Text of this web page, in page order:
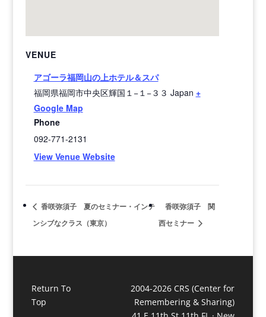
VENUE
アゴーラ福岡山の上ホテル＆スパ
福岡県福岡市中央区輝国１−１−３３ Japan +
Google Map
Phone
092-771-2131
View Venue Website
香咲弥須子 夏のセミナー・インテ
ンシブなクラス（東京）
香咲弥須子 関
西セミナー
Return To
Top
2004-2026 CRS (Center for
Remembering & Sharing)